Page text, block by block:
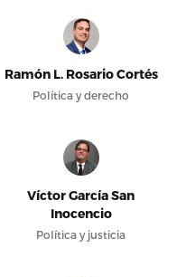
Ramón L. Rosario Cortés
Política y derecho
Víctor García San
Inocencio
Política y justicia